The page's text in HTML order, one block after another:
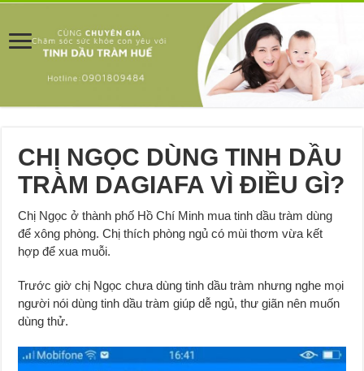
CHỊ NGỌC DÙNG TINH DẦU
TRÀM DAGIAFA VÌ ĐIỀU GÌ?
Chị Ngọc ở thành phố Hồ Chí Minh mua tinh dầu tràm dùng
để xông phòng. Chị thích phòng ngủ có mùi thơm vừa kết
hợp để xua muỗi.
Trước giờ chị Ngọc chưa dùng tinh dầu tràm nhưng nghe mọi
người nói dùng tinh dầu tràm giúp dễ ngủ, thư giãn nên muốn
dùng thử.